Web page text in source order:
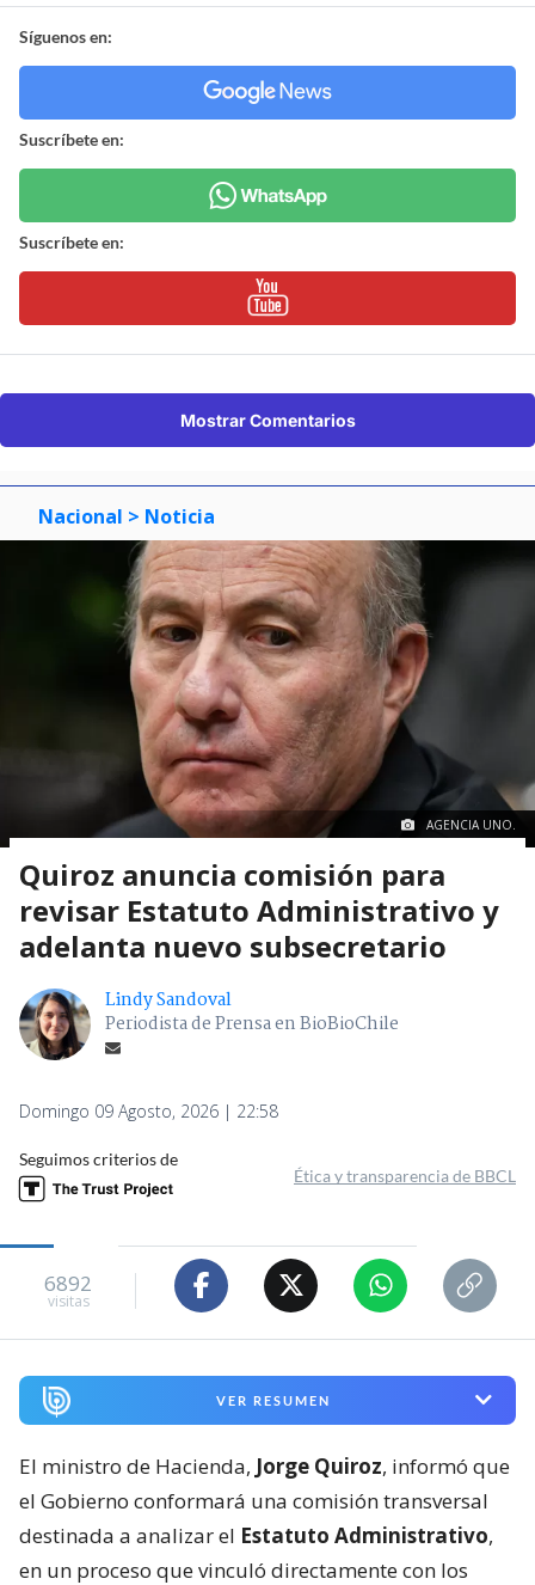
Síguenos en:
Suscríbete en:
Suscríbete en:
Mostrar Comentarios
Nacional > Noticia
AGENCIA UNO.
Quiroz anuncia comisión para
revisar Estatuto Administrativo y
adelanta nuevo subsecretario
Lindy Sandoval
Periodista de Prensa en BioBioChile
Domingo 09 Agosto, 2026 | 22:58
Seguimos criterios de
Ética y transparencia de BBCL
6892
visitas
VER RESUMEN
El ministro de Hacienda, Jorge Quiroz, informó que
el Gobierno conformará una comisión transversal
destinada a analizar el Estatuto Administrativo,
en un proceso que vinculó directamente con los